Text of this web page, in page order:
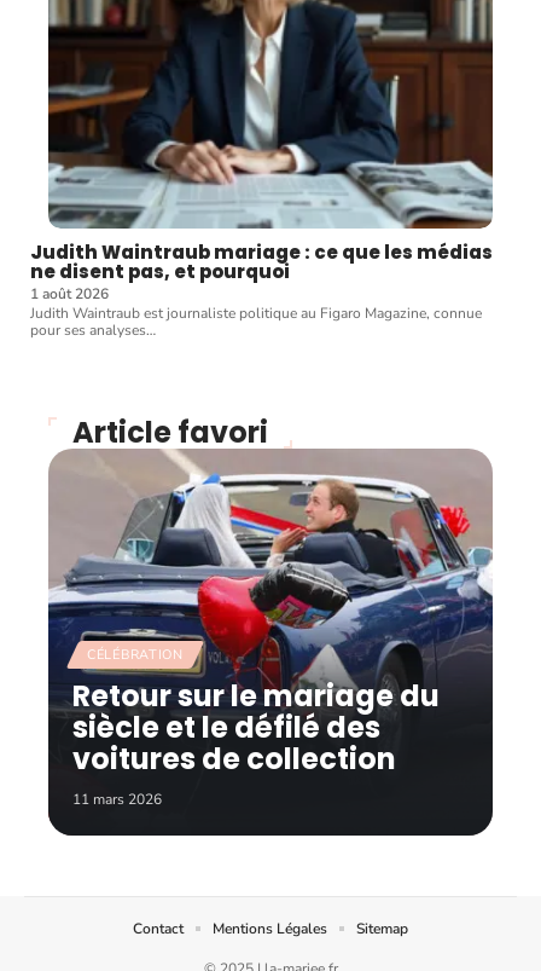
Judith Waintraub mariage : ce que les médias
ne disent pas, et pourquoi
1 août 2026
Judith Waintraub est journaliste politique au Figaro Magazine, connue
pour ses analyses…
Article favori
CÉLÉBRATION
Retour sur le mariage du
siècle et le défilé des
voitures de collection
11 mars 2026
Contact Mentions Légales Sitemap